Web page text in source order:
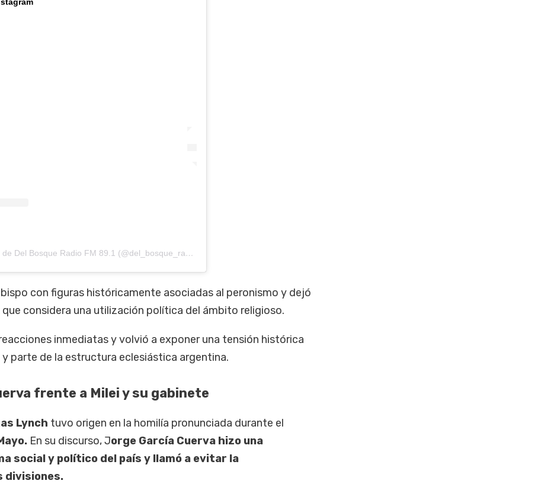
Una publicación compartida de Del Bosque Radio FM 89.1 (@del_bosque_radio)
con figuras históricamente asociadas al peronismo y dejó
considera una utilización política del ámbito religioso.
inmediatas y volvió a exponer una tensión histórica
parte de la estructura eclesiástica argentina.
frente a Milei y su gabinete
Lynch tuvo origen en la homilía pronunciada durante el
En su discurso, Jorge García Cuerva hizo una
social y político del país y llamó a evitar la
divisiones.